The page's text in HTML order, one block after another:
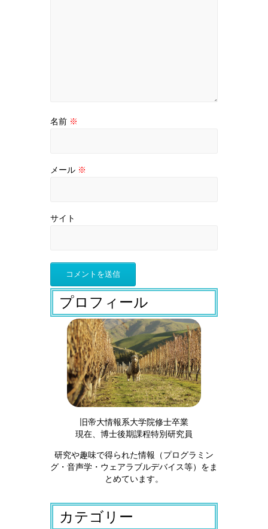
名前 ※
メール ※
サイト
プロフィール
旧帝大情報系大学院修士卒業
現在、博士後期課程特別研究員
研究や趣味で得られた情報（プログラミン
グ・音声学・ウェアラブルデバイス等）をま
とめています。
カテゴリー